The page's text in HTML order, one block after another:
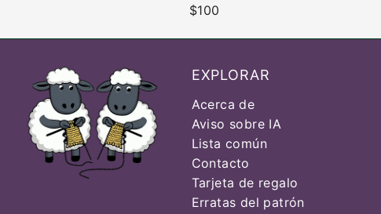
$100
EXPLORAR
Acerca de
Aviso sobre IA
Lista común
Contacto
Tarjeta de regalo
Erratas del patrón